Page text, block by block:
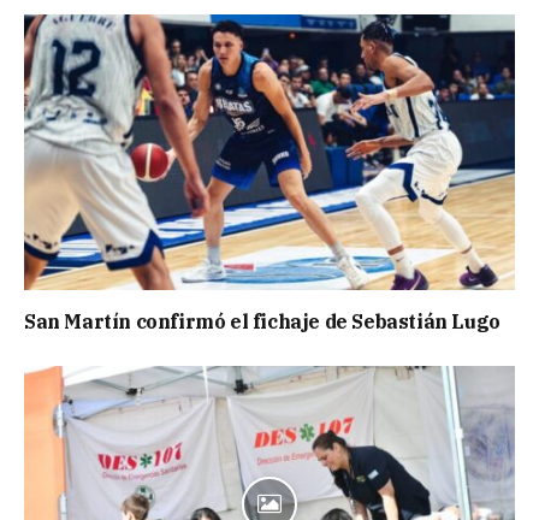
San Martín confirmó el fichaje de Sebastián Lugo